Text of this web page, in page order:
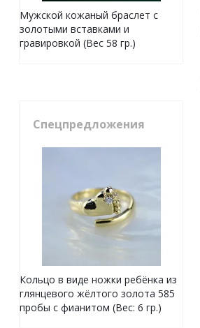
Мужской кожаный браслет с
золотыми вставками и
гравировкой (Вес 58 гр.)
Спецпредложения
Кольцо в виде ножки ребёнка из
глянцевого жёлтого золота 585
пробы с фианитом (Вес: 6 гр.)